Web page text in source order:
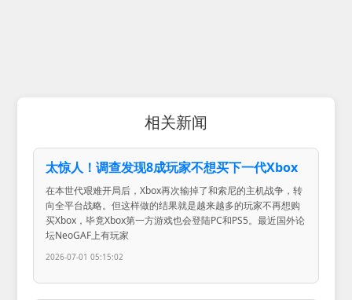
相关新闻
太惊人！调查发现8成玩家不想买下一代Xbox
在本世代艰难开局后，Xbox再次输掉了和索尼的主机战争，转
向全平台战略。但这样做的结果就是越来越多的玩家不再想购
买Xbox，毕竟Xbox第一方游戏也会登陆PC和PS5。最近国外论
坛NeoGAF上有玩家
2026-07-01 05:15:02